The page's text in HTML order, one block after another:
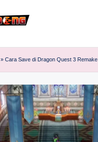
» Cara Save di Dragon Quest 3 Remake